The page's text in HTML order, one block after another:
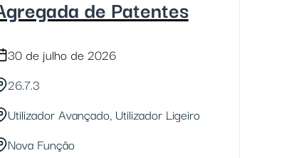
de Patentes
30 de julho de 2026
26.7.3
Utilizador Avançado, Utilizador Ligeiro
Nova Função